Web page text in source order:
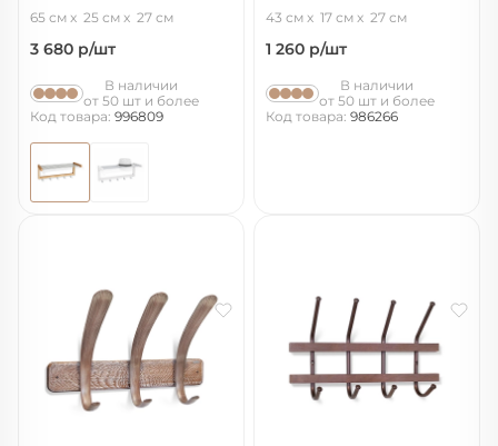
65 см 25 см 27 см
3 680 р/шт
В наличии
от 50 шт и более
Код товара: 996809
43 см 17 см 27 см
1 260 р/шт
В наличии
от 50 шт и более
Код товара: 986266